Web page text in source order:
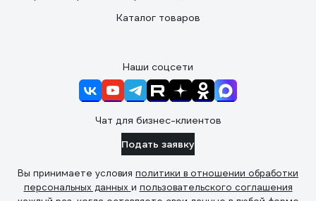
Каталог товаров
Наши соцсети
Чат для бизнес-клиентов
Подать заявку
Вы принимаете условия политики в отношении обработки
персональных данных и пользовательского соглашения